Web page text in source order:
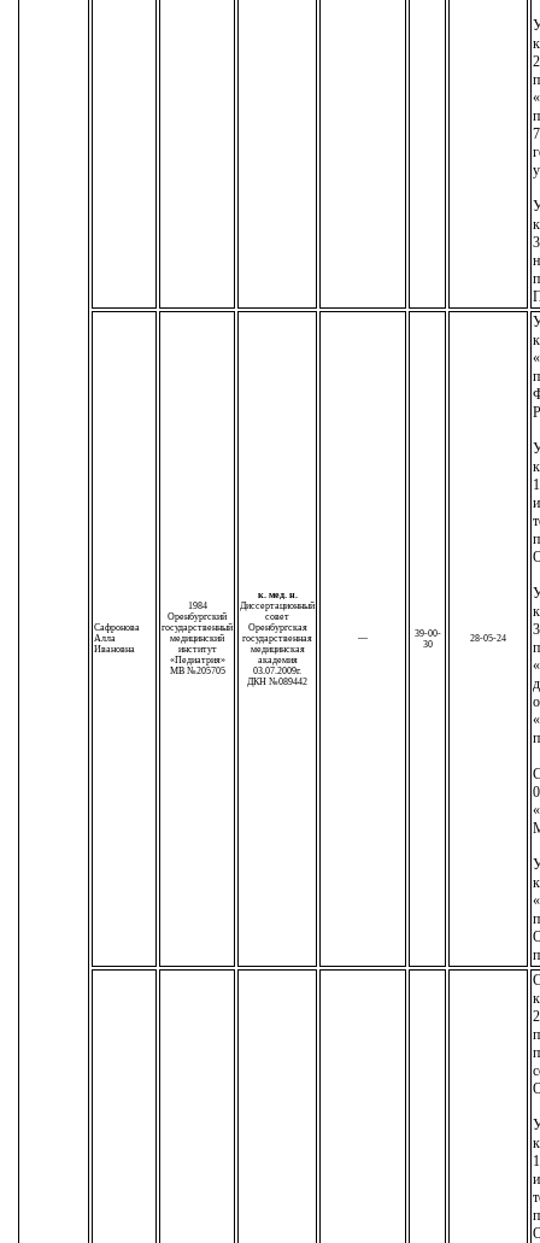
Сафронова
Алла
Ивановна
1984
Оренбургский
государственный
медицинский
институт
«Педиатрия»
МВ №205705
к. мед. н.
Диссертационный
совет
Оренбургская
государственная
медицинская
академия
03.07.2009г.
ДКН №089442
—
39-00-
30
28-05-24